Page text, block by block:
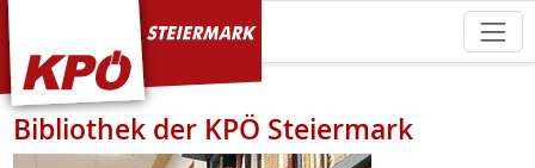
KPÖ Steiermark
Bibliothek der KPÖ Steiermark